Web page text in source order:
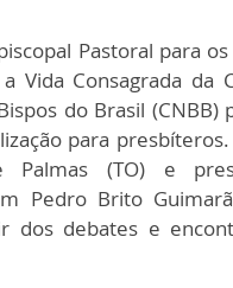
Pastoral para
Vida Consagrada da
do Brasil (CNBB)
para
Palmas (TO) e
Pedro Brito
dos debates e